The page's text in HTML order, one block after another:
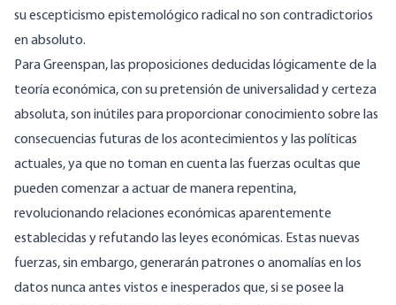
su escepticismo epistemológico radical no son contradictorios
en absoluto.
Para Greenspan, las proposiciones deducidas lógicamente de la
teoría económica, con su pretensión de universalidad y certeza
absoluta, son inútiles para proporcionar conocimiento sobre las
consecuencias futuras de los acontecimientos y las políticas
actuales, ya que no toman en cuenta las fuerzas ocultas que
pueden comenzar a actuar de manera repentina,
revolucionando relaciones económicas aparentemente
establecidas y refutando las leyes económicas. Estas nuevas
fuerzas, sin embargo, generarán patrones o anomalías en los
datos nunca antes vistos e inesperados que, si se posee la